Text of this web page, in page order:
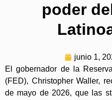
poder
junio 1,
El gobernador de la
(FED), Christopher Waller,
de mayo de 2026, que las